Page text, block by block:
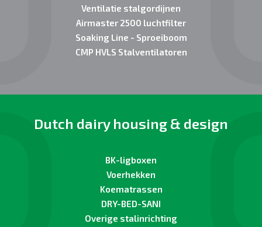
Ventilatie stalgordijnen
Airmaster 2500 luchtfilter
Soaking Line - Sproeiboom
CMP HVLS Stalventilatoren
Dutch dairy housing & design
BK-ligboxen
Voerhekken
Koematrassen
DRY-BED-SANI
Overige stalinrichting